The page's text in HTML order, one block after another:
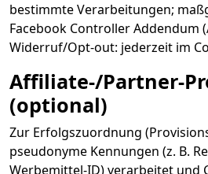
bestimmte Verarbeitungen;
Facebook Controller Addendum
Widerruf/Opt-out: jederzeit im
Affiliate-/Partner-
(optional)
Zur Erfolgszuordnung
pseudonyme Kennungen (z. B.
Werbemittel-ID) verarbeitet und